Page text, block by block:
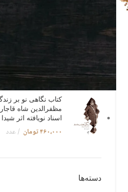
۴۳۵،۰۰۰تومان
کتاب نگاهی نو بر
مظفرالدین شاه
اسناد نویافته اثر
۴۶۰،۰۰۰تومان عدد
دسته‌ها